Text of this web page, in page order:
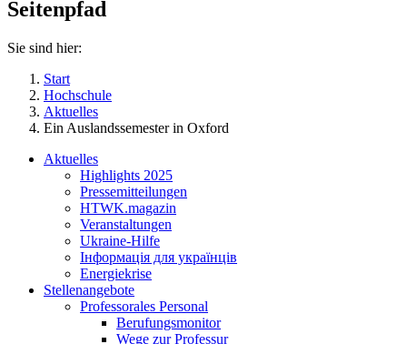
Seitenpfad
Sie sind hier:
Start
Hochschule
Aktuelles
Ein Auslandssemester in Oxford
Aktuelles
Highlights 2025
Pressemitteilungen
HTWK.magazin
Veranstaltungen
Ukraine-Hilfe
Інформація для українців
Energiekrise
Stellenangebote
Professorales Personal
Berufungsmonitor
Wege zur Professur